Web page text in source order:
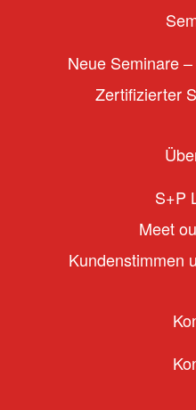
Neue Seminare
Zertifizierter
S+P
Meet
Kundenstimmen